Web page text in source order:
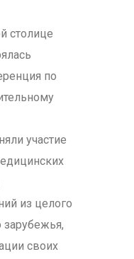
столице
по
участие
из целого
зарубежья,
своих